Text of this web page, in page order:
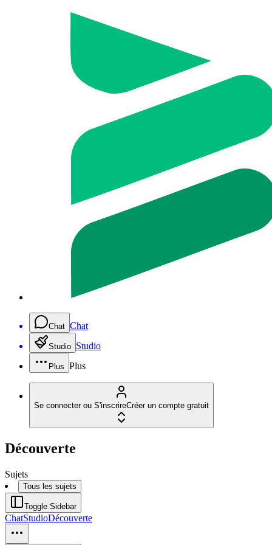
Chat Chat
Studio Studio
Plus Plus
Se connecter ou S'inscrireCréer un compte gratuit
Découverte
Sujets
Tous les sujets
Toggle Sidebar
ChatStudioDécouverte